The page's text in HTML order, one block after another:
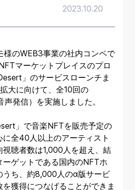
2023.10.20
のWEB3事業の社内コンペで
マーケットプレイスのプロ
」のサービスローンチま
大に向けて、全10回の
発信）を実施しました。
」で音楽NFTを販売予定の
全40人以上のアーティスト
聴者数は1,000人を超え、結
ゲットである国内のNFTホ
うち、約8,000人のα版サービ
獲得につなげることができま